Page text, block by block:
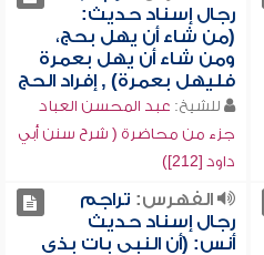
رجال إسناد حديث:
(من شاء أن يهل بحج،
ومن شاء أن يهل بعمرة
فليهل بعمرة) , إفراد الحج
للشيخ: عبد المحسن العباد
جزء من محاضرة ( شرح سنن أبي
داود [212])
الفهرس: تراجم
رجال إسناد حديث
أنس: (أن النبي بات بذي